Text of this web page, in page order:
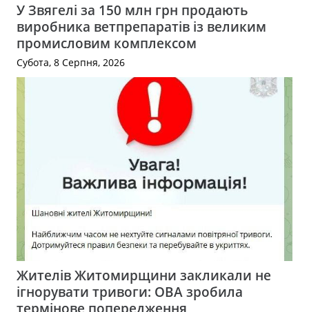
У Звягелі за 150 млн грн продають
виробника ветпрепаратів із великим
промисловим комплексом
Субота, 8 Серпня, 2026
Жителів Житомирщини закликали не
ігнорувати тривоги: ОВА зробила